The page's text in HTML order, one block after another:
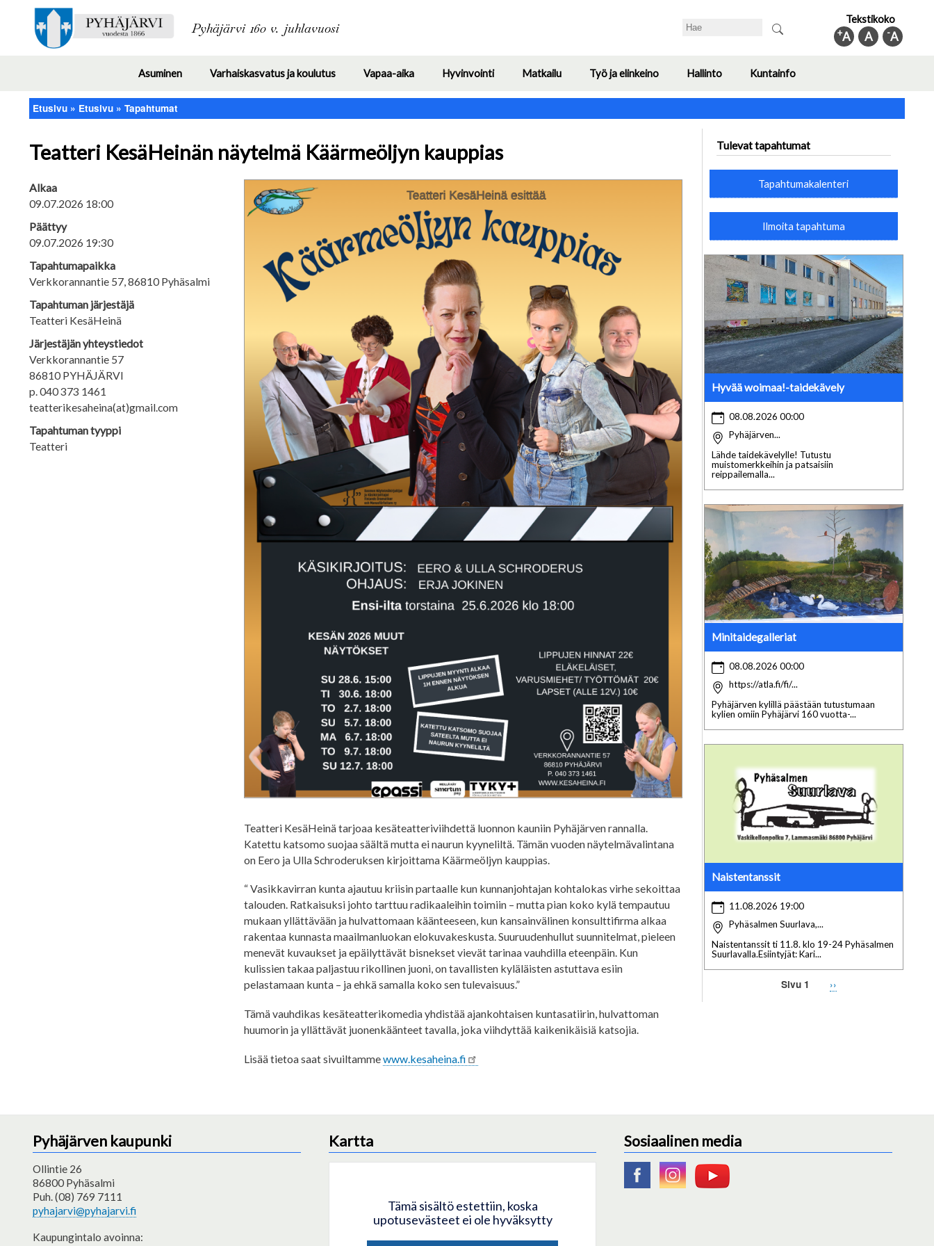
Pyhäjärvi 160 v. juhlavuosi Search Tekstikoko
-A
A
+A
Asuminen
Toggle
Varhaiskasvatus ja koulutus
Toggle
Vapaa-aika
Toggle
Hyvinvointi
Toggle
Matkailu Työ ja elinkeino
Toggle
Hallinto
Toggle
Kuntainfo
Murupolku
Etusivu Etusivu Tapahtumat
Teatteri KesäHeinän näytelmä Käärmeöljyn kauppias
Alkaa
09.07.2026 18:00
Päättyy
09.07.2026 19:30
Tapahtumapaikka
Verkkorannantie 57, 86810 Pyhäsalmi
Tapahtuman järjestäjä
Teatteri KesäHeinä
Järjestäjän yhteystiedot
Verkkorannantie 57
86810 PYHÄJÄRVI
p. 040 373 1461
teatterikesaheina(at)gmail.com
Tapahtuman tyyppi
Teatteri
Teatteri KesäHeinä tarjoaa kesäteatteriviihdettä luonnon kauniin Pyhäjärven rannalla.
Katettu katsomo suojaa säältä mutta ei naurun kyyneliltä. Tämän vuoden näytelmävalintana
on Eero ja Ulla Schroderuksen kirjoittama Käärmeöljyn kauppias.
“ Vasikkavirran kunta ajautuu kriisin partaalle kun kunnanjohtajan kohtalokas virhe sekoittaa
talouden. Ratkaisuksi johto tarttuu radikaaleihin toimiin – mutta pian koko kylä tempautuu
mukaan yllättävään ja hulvattomaan käänteeseen, kun kansainvälinen konsulttifirma alkaa
rakentaa kunnasta maailmanluokan elokuvakeskusta. Suuruudenhullut suunnitelmat, pieleen
menevät kuvaukset ja epäilyttävät bisnekset vievät tarinaa vauhdilla eteenpäin. Kun
kulissien takaa paljastuu rikollinen juoni, on tavallisten kyläläisten astuttava esiin
pelastamaan kunta – ja ehkä samalla koko sen tulevaisuus.”
Tämä vauhdikas kesäteatterikomedia yhdistää ajankohtaisen kuntasatiirin, hulvattoman
huumorin ja yllättävät juonenkäänteet tavalla, joka viihdyttää kaikenikäisiä katsojia.
Lisää tietoa saat sivuiltammewww.kesaheina.fi
Tulevat tapahtumat
Tapahtumakalenteri
Ilmoita tapahtuma
Hyvää woimaa!-taidekävely
08.08.2026 00:00
Pyhäjärven...
Lähde taidekävelylle! Tutustu
muistomerkkeihin ja patsaisiin
reippailemalla...
Minitaidegalleriat
08.08.2026 00:00
https://atla.fi/fi/...
Pyhäjärven kylillä päästään tutustumaan
kylien omiin Pyhäjärvi 160 vuotta-...
Naistentanssit
11.08.2026 19:00
Pyhäsalmen Suurlava,...
Naistentanssit ti 11.8. klo 19-24 Pyhäsalmen
Suurlavalla.Esiintyjät: Kari...
Sivu 1
Seuraava
››
Pyhäjärven kaupunki
Ollintie 26
86800 Pyhäsalmi
Puh. (08) 769 7111
pyhajarvi@pyhajarvi.fi
Kaupungintalo avoinna:
Kartta
Tämä sisältö estettiin, koska
upotusevästeet ei ole hyväksytty
Sosiaalinen media